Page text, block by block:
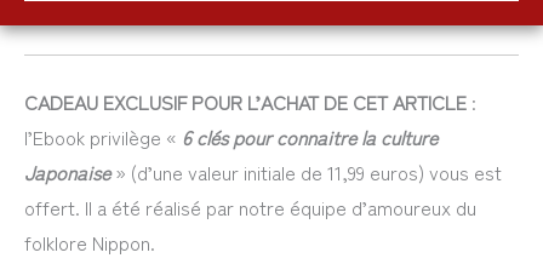
CADEAU EXCLUSIF POUR L’ACHAT DE CET ARTICLE :
l’Ebook privilège « 6 clés pour connaitre la culture
Japonaise» (d’une valeur initiale de 11,99 euros) vous est
offert. Il a été réalisé par notre équipe d’amoureux du
folklore Nippon.